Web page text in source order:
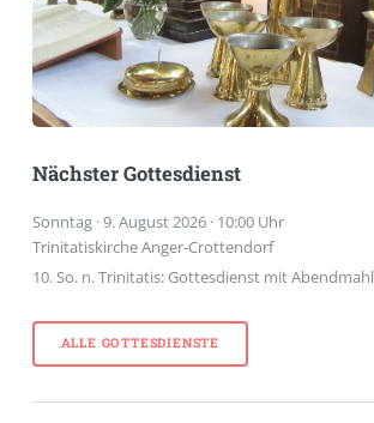
Nächster Gottesdienst
Sonntag · 9. August 2026 · 10:00 Uhr
Trinitatiskirche Anger-Crottendorf
10. So. n. Trinitatis: Gottesdienst mit Abendmahl
ALLE GOTTESDIENSTE